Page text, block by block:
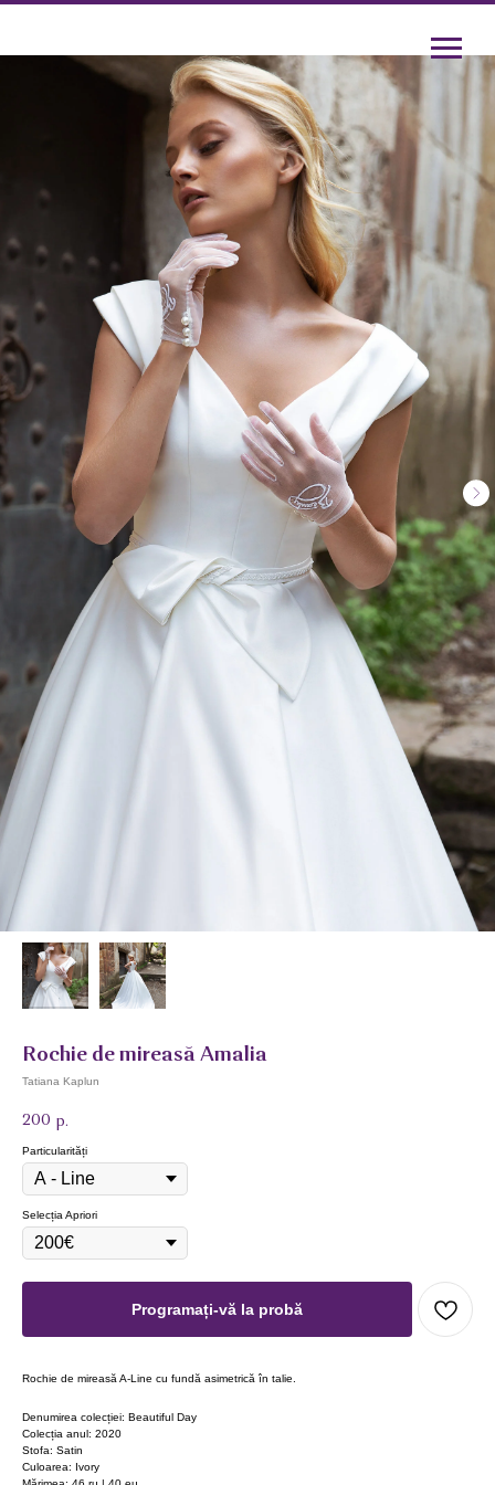
Rochie de mireasă Amalia
Tatiana Kaplun
200 р.
Particularități
Selecția Apriori
Programați-vă la probă
Rochie de mireasă A-Line cu fundă asimetrică în talie.
Denumirea colecției: Beautiful Day
Colecția anul: 2020
Stofa: Satin
Culoarea: Ivory